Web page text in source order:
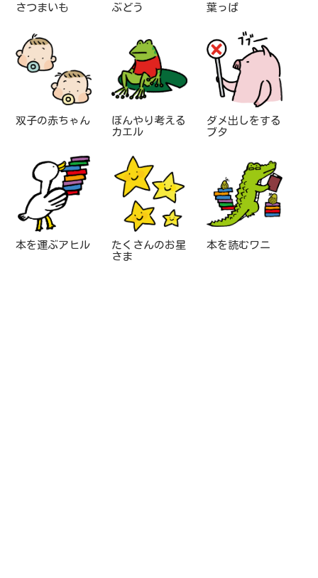
さつまいも ぶどう 葉っぱ
双子の赤ちゃん
ぼんやり考える
カエル
ダメ出しをする
ブタ
本を運ぶアヒル
たくさんのお星
さま
本を読むワニ